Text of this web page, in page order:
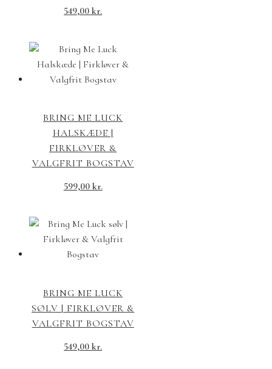
549,00kr.
BRING ME LUCK
HALSKÆDE |
FIRKLØVER &
VALGFRIT BOGSTAV
599,00 kr.
BRING ME LUCK
SØLV | FIRKLØVER &
VALGFRIT BOGSTAV
549,00kr.